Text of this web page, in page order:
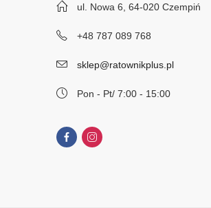
ul. Nowa 6, 64-020 Czempiń
+48 787 089 768
sklep@ratownikplus.pl
Pon - Pt/ 7:00 - 15:00